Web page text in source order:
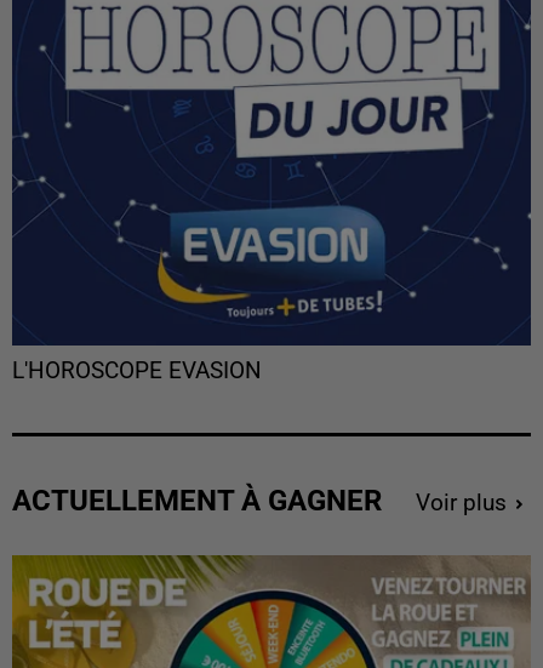
L'HOROSCOPE EVASION
ACTUELLEMENT À GAGNER Voir plus